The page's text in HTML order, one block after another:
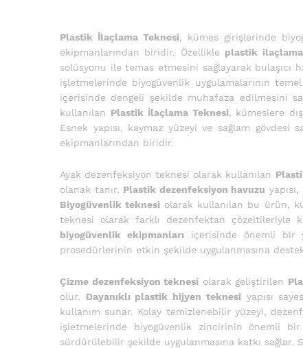
Plastik İlaçlama Teknesi, kümes girişlerinde
ekipmanlarından biridir. Özellikle plastik
solüsyonu ile temas etmesini sağlayarak bulaşıcı
işletmelerinde biyogüvenlik uygulamalarının
içerisinde dengeli şekilde muhafaza edilmesini
kullanılan Plastik İlaçlama Teknesi, kümeslere
Esnek yapısı, kaymaz yüzeyi ve sağlam
ekipmanlarından biridir.
Ayak dezenfeksiyon teknesi olarak kullanılan
olanak tanır. Plastik dezenfeksiyon havuzu
Biyogüvenlik teknesi olarak kullanılan bu ürün,
teknesi olarak farklı dezenfektan çözeltileriyle
biyogüvenlik ekipmanları içerisinde önemli bir
prosedürlerinin etkin şekilde uygulanmasına
Çizme dezenfeksiyon teknesi olarak geliştirilen
olur. Dayanıklı plastik hijyen teknesi yapısı
kullanım sunar. Kolay temizlenebilir yüzeyi,
işletmelerinde biyogüvenlik zincirinin önemli bir
sürdürülebilir şekilde uygulanmasına katkı sağlar.